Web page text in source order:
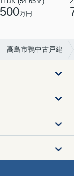
500万円
高島市鴨中古戸建